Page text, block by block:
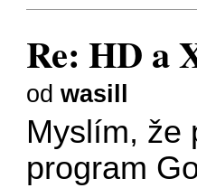
Re: HD a
odwasill
Myslím, že
program